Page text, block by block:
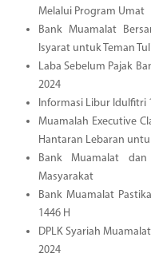
Melalui Program Umat
Bank Muamalat
Isyarat untuk Teman
Laba Sebelum Pajak
2024
Informasi Libur Idulfitri
Muamalah Executive
Hantaran Lebaran
Bank Muamalat
Masyarakat
Bank Muamalat
1446 H
DPLK Syariah
2024